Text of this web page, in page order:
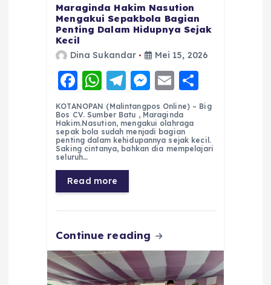
Maraginda Hakim Nasution
Mengakui Sepakbola Bagian
Penting Dalam Hidupnya Sejak
Kecil
Dina Sukandar Mei 15, 2026
F
a
c
e
b
o
o
k
W
h
a
ts
A
p
p
T
el
e
g
r
a
m
M
e
ss
e
n
E
m
ai
l
h
re
KOTANOPAN (Malintangpos Online) – Big
Bos CV. Sumber Batu , Maraginda
Hakim.Nasution, mengakui olahraga
sepak bola sudah menjadi bagian
penting dalam kehidupannya sejak kecil.
Saking cintanya, bahkan dia mempelajari
seluruh…
Read more
Continue reading